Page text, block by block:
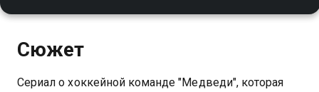
Сюжет
Сериал о хоккейной команде "Медведи", которая